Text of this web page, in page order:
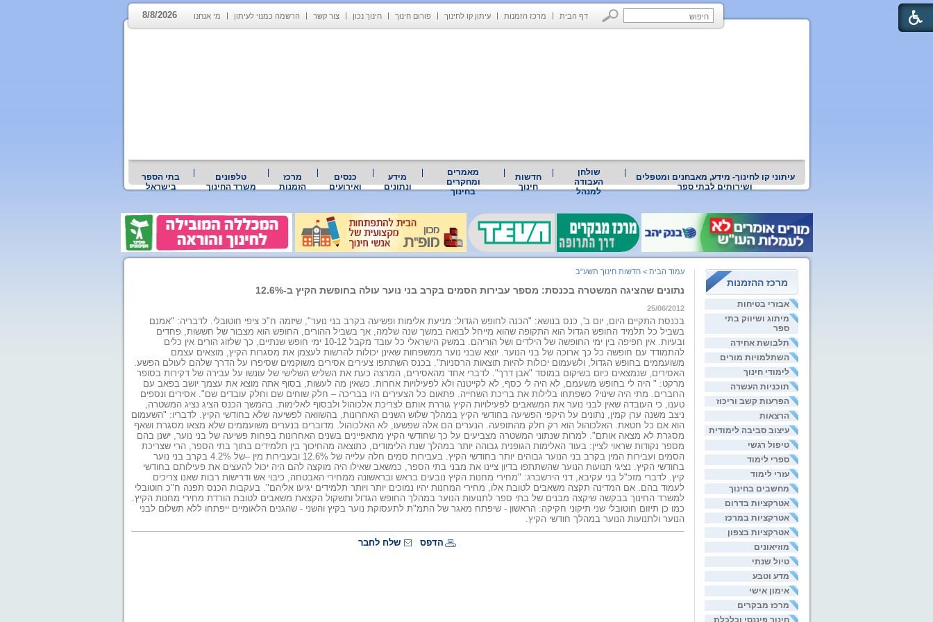
דף הבית מרכז הזמנות עיתון קו לחינוך פורום חינוך חינוך נכון צור קשר הרשמה כמנוי לעיתון מי אנחנו 8/8/2026
עיתוני קו לחינוך- מידע, מאבחנים ומטפלים
ושירותים לבתי ספר
שולחן
העבודה
למנהל
חדשות
חינוך
מאמרים
ומחקרים
בחינוך
מידע
ונתונים
כנסים
ואירועים
מרכז
הזמנות
טלפונים
משרד החינוך
בתי הספר
בישראל
מרכז ההזמנות
אבזרי בטיחות
מיתוג ושיווק בתי
ספר
תלבושת אחידה
השתלמויות מורים
לימודי חינוך
תוכניות העשרה
הפרעות קשב וריכוז
הרצאות
עיצוב סביבה לימודית
טיפול רגשי
ספרי לימוד
עזרי לימוד
מחשבים בחינוך
אטרקציות בדרום
אטרקציות במרכז
אטרקציות בצפון
מוזיאונים
טיול שנתי
מדע וטבע
אימון אישי
מרכז מבקרים
חינוך פיננסי וכלכלת
עמוד הבית > חדשות חינוך תשע"ב
נתונים שהציגה המשטרה בכנסת: מספר עבירות הסמים בקרב בני נוער עולה בחופשת הקיץ ב-12.6%
25/06/2012
בכנסת התקיים היום, יום ב', כנס בנושא: "הכנה לחופש הגדול: מניעת אלימות ופשיעה בקרב בני נוער", שיזמה ח"כ ציפי חוטובלי. לדבריה: "אמנם
בשביל כל תלמיד החופש הגדול הוא התקופה שהוא מייחל לבואה במשך שנה שלמה, אך בשביל ההורים, החופש הוא מצבור של חששות, פחדים
ובעיות. אין חפיפה בין ימי החופשה של הילדים ושל הוריהם. במשק הישראלי כל עובד מקבל 10-12 ימי חופש שנתיים, כך שלזוג הורים אין כלים
להתמודד עם חופשה כל כך ארוכה של בני הנוער. יוצא שבני נוער ממשפחות שאינן יכולות להרשות לעצמן את מסגרות הקיץ, מוצאים עצמם
משועממים בחופש הגדול, ולשעמום יכולות להיות תוצאות הרסניות". בכנס השתתפו צעירים אסירים משוקמים שסיפרו על הדרך שלהם לעולם הפשע.
האסירים, שנמצאים כיום בשיקום במוסד "אבן דרך". לדברי אחד מהאסירים, המרצה כעת את השליש השלישי של עונשו על עבירה של דקירות בסופר
מרקט: " היה לי בחופש משעמם, לא היה לי כסף, לא לקייטנה ולא לפעילויות אחרות. כשאין מה לעשות, בסוף אתה מוצא את עצמך יושב בפאב עם
החברים. מתי היה שינוי? כשפתחו בלילות את בריכת השחייה. פתאום כל הצעירים היו בבריכה – חלק שוחים שם וחלק עובדים שם". אסירים ונספים
טענו, כי העובדה שאין לבני נוער את המשאבים לפעילויות הקיץ גוררת אותם לצריכת אלכוהול ולבסוף לאלימות. בהמשך הכנס הציג נציג המשטרה,
ניצב משנה ערן קמין, נתונים על היקפי הפשיעה בחודשי הקיץ במהלך שלוש השנים האחרונות, בהשוואה לפשיעה שלא בחודשי הקיץ. לדבריו: "השעמום
הוא אם כל חטאת. האלכוהול הוא רק חלק מהתופעה. הנערים הם אלה שפשעו, לא האלכוהול. מדוברים בנערים משועממים שלא מצאו מסגרת ושאף
מסגרת לא מצאה אותם". למרות שנתוני המשטרה מצביעים על כך שחודשי הקיץ מתאפיינים בשנים האחרונות בפחות פשיעה של בני נוער, ישנן בהם
מספר נקודות שראוי לציין: בעוד האלימות הגופנית גבוהה יותר במהלך שנת הלימודים, כתוצאה מהחיכוך בין תלמידים בתוך בתי הספר, הרי שצריכת
הסמים ועבירות המין בקרב בני הנוער גבוהים יותר בחודשי הקיץ. בעבירות סמים חלה עלייה של 12.6% ובעבירות מין –של 4.2% בקרב בני נוער
בחודשי הקיץ. נציגי תנועות הנוער שהשתתפו בדיון ציינו את מבני בתי הספר, כמשאב שאילו היה מוקצה להם היה יכול להעצים את פעילותם בחודשי
קיץ. לדברי מזכ"ל בני עקיבא, דני הירשברג: "מחירי מחנות הקיץ נובעים בראש ובראשונה ממחירי האבטחה, כיבוי אש ודרישות רבות שאנו צריכים
לעמוד בהם. אם המדינה תקצה משאבים לטובת אלו, מחירי המחנות יהיו נמוכים יותר ויותר תלמידים יגיעו אליהם". בעקבות הכנס תפנה ח"כ חוטובלי
למשרד החינוך בבקשה שיקצה מבנים של בתי ספר לתנועות הנוער במהלך החופש הגדול ותשקול הקצאת משאבים לטובת הורדת מחירי מחנות הקיץ.
כמו כן תיזום חוטובלי שני תיקוני חקיקה: הראשון - שיפתח מאגר של התמ"ת לתעסוקת נוער בקיץ והשני - שהגנים הלאומיים ייפתחו ללא תשלום לבני
הנוער ולתנועות הנוער במהלך חודשי הקיץ.
הדפס שלח לחבר